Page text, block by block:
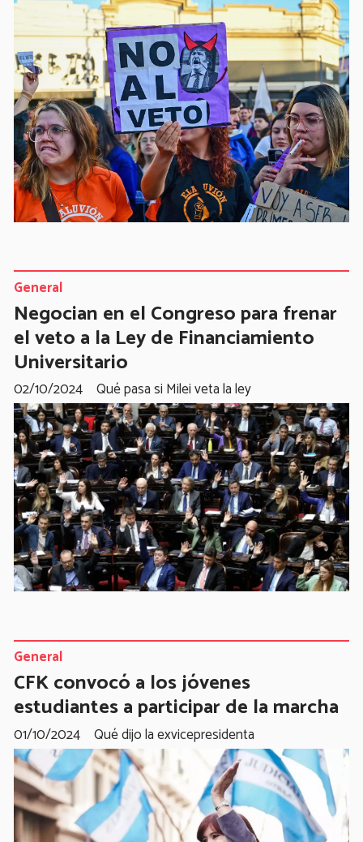
Negocian en el Congreso para frenar
el veto a la Ley de Financiamiento
Universitario
Qué pasa si Milei veta la ley
General
02/10/2024
CFK convocó a los jóvenes
estudiantes a participar de la marcha
Qué dijo la exvicepresidenta
General
01/10/2024